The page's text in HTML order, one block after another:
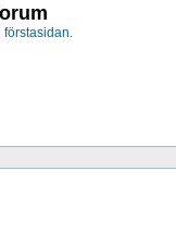
förstasidan.